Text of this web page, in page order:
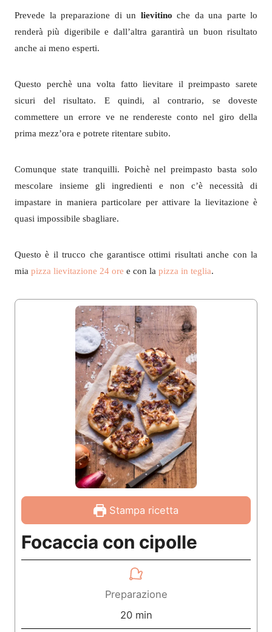
Prevede la preparazione di un lievitino che da una parte lo
renderà più digeribile e dall’altra garantirà un buon risultato
anche ai meno esperti.
Questo perchè una volta fatto lievitare il preimpasto sarete
sicuri del risultato. E quindi, al contrario, se doveste
commettere un errore ve ne rendereste conto nel giro della
prima mezz’ora e potrete ritentare subito.
Comunque state tranquilli. Poichè nel preimpasto basta solo
mescolare insieme gli ingredienti e non c’è necessità di
impastare in maniera particolare per attivare la lievitazione è
quasi impossibile sbagliare.
Questo è il trucco che garantisce ottimi risultati anche con la
mia pizza lievitazione 24 ore e con la pizza in teglia.
Stampa ricetta
Focaccia con cipolle
Preparazione
20mmin